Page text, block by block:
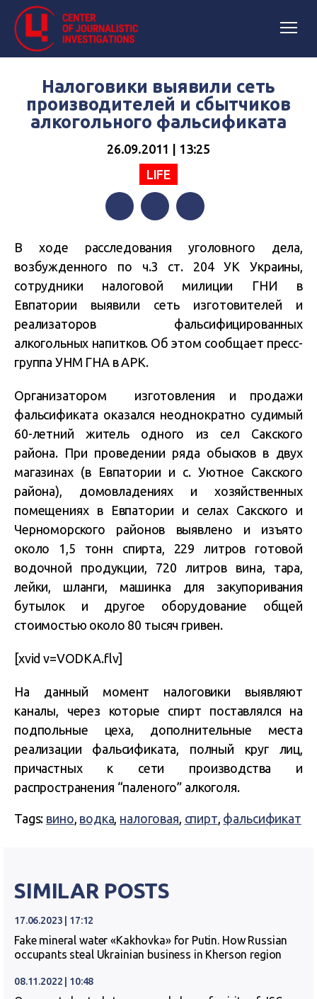
Налоговики выявили сеть
производителей и сбытчиков
алкогольного фальсификата
26.09.2011 | 13:25
LIFE
В ходе расследования уголовного дела,
возбужденного по ч.3 ст. 204 УК Украины,
сотрудники налоговой милиции ГНИ в
Евпатории выявили сеть изготовителей и
реализаторов фальсифицированных
алкогольных напитков. Об этом сообщает пресс-
группа УНМ ГНА в АРК.
Организатором изготовления и продажи
фальсификата оказался неоднократно судимый
60-летний житель одного из сел Сакского
района. При проведении ряда обысков в двух
магазинах (в Евпатории и с. Уютное Сакского
района), домовладениях и хозяйственных
помещениях в Евпатории и селах Сакского и
Черноморского районов выявлено и изъято
около 1,5 тонн спирта, 229 литров готовой
водочной продукции, 720 литров вина, тара,
лейки, шланги, машинка для закупоривания
бутылок и другое оборудование общей
стоимостью около 80 тысяч гривен.
[xvid v=VODKA.flv]
На данный момент налоговики выявляют
каналы, через которые спирт поставлялся на
подпольные цеха, дополнительные места
реализации фальсификата, полный круг лиц,
причастных к сети производства и
распространения “паленого” алкоголя.
Tags: вино, водка, налоговая, спирт, фальсификат
SIMILAR POSTS
17.06.2023 | 17:12
Fake mineral water «Kakhovka» for Putin. How Russian
occupants steal Ukrainian business in Kherson region
08.11.2022 | 10:48